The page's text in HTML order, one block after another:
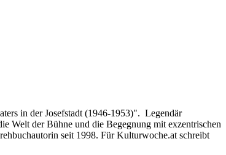
in der Josefstadt (1946-1953)". Legendär
Welt der Bühne und die Begegnung mit exzentrischen
seit 1998. Für Kulturwoche.at schreibt